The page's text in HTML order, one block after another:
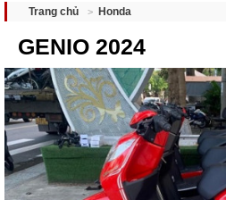
Trang chủ Honda
GENIO 2024